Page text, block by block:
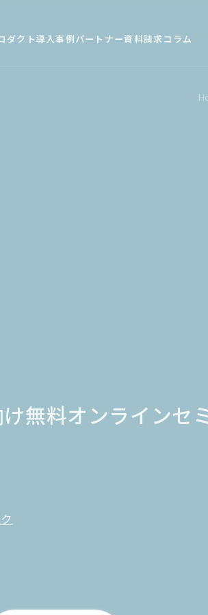
ダクト導入事例パートナー資料請求コラム
け無料オンラインセ